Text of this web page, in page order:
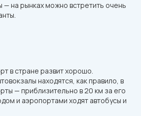
— на рынках можно встретить очень
в стране развит хорошо.
находятся, как правило, в
— приблизительно в 20 км за его
и аэропортами ходят автобусы и